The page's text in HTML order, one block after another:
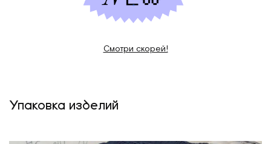
Смотри скорей!
Упаковка изделий